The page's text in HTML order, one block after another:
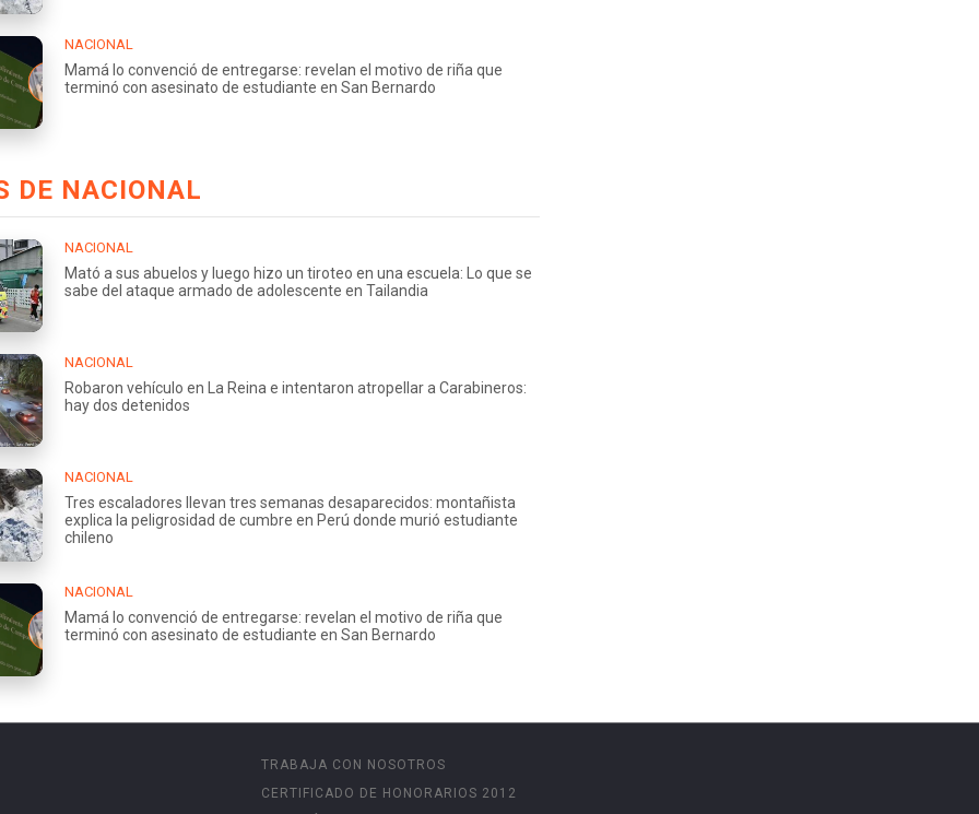
NACIONAL
Mamá lo convenció de entregarse: revelan el motivo de riña que
terminó con asesinato de estudiante en San Bernardo
DE NACIONAL
NACIONAL
Mató a sus abuelos y luego hizo un tiroteo en una escuela: Lo que se
sabe del ataque armado de adolescente en Tailandia
NACIONAL
Robaron vehículo en La Reina e intentaron atropellar a Carabineros:
hay dos detenidos
NACIONAL
Tres escaladores llevan tres semanas desaparecidos: montañista
explica la peligrosidad de cumbre en Perú donde murió estudiante
chileno
NACIONAL
Mamá lo convenció de entregarse: revelan el motivo de riña que
terminó con asesinato de estudiante en San Bernardo
TRABAJA CON NOSOTROS
CERTIFICADO DE HONORARIOS 2012